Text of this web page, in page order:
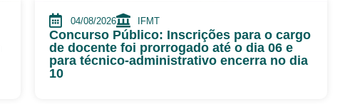
04/08/2026 IFMT
Concurso Público: Inscrições para o cargo
de docente foi prorrogado até o dia 06 e
para técnico-administrativo encerra no dia
10